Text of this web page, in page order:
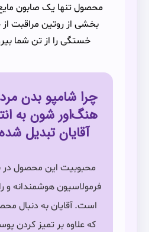
محصول تنها یک صابون
بخشی از روتین مراقبت
خستگی را از تن شما
چرا شامپو بدن
هنگ‌اور شون به
آقایان تبدیل
محبوبیت این محصول در
فرمولاسیون هوشمندانه و
است. آقایان به دنبال
که علاوه بر تمیز کردن